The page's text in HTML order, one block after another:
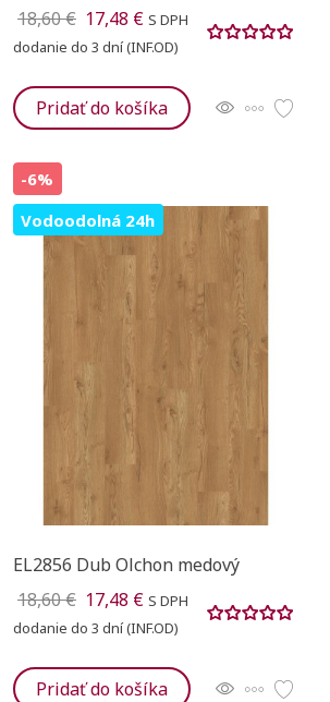
18,60 € 17,48 € S DPH
dodanie do 3 dní (INF.OD)
Pridať do košíka
-6%
Vodoodolná 24h
EL2856 Dub Olchon medový
18,60 € 17,48 € S DPH
dodanie do 3 dní (INF.OD)
Pridať do košíka